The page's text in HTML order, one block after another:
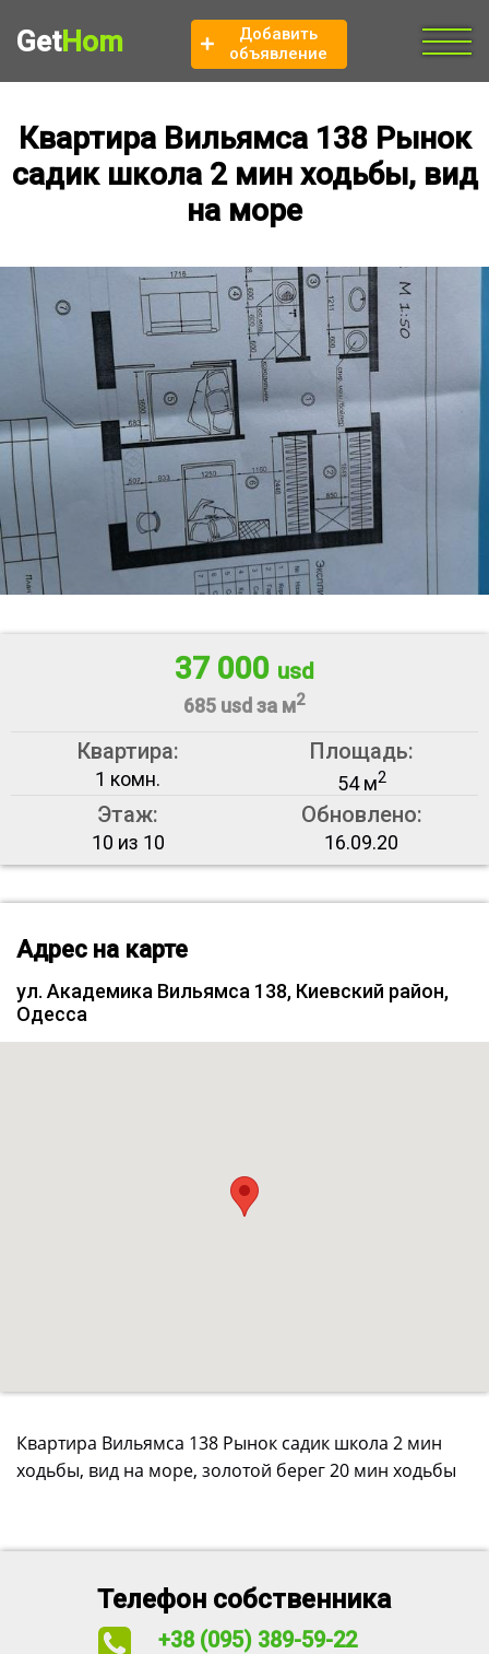
GetHom
Добавить
объявление
Квартира Вильямса 138 Рынок
садик школа 2 мин ходьбы, вид
на море
37 000 usd
685 usd за м2
Квартира:
1 комн.
Площадь:
54 м2
Этаж:
10 из 10
Обновлено:
16.09.20
Адрес на карте
ул. Академика Вильямса 138, Киевский район,
Одесса
Квартира Вильямса 138 Рынок садик школа 2 мин
ходьбы, вид на море, золотой берег 20 мин ходьбы
Телефон собственника
+38 (095) 389-59-22